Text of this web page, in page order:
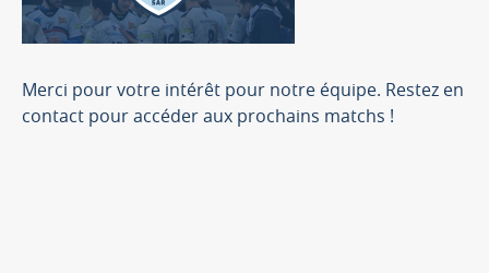
Merci pour votre intérêt pour notre équipe. Restez en
contact pour accéder aux prochains matchs !